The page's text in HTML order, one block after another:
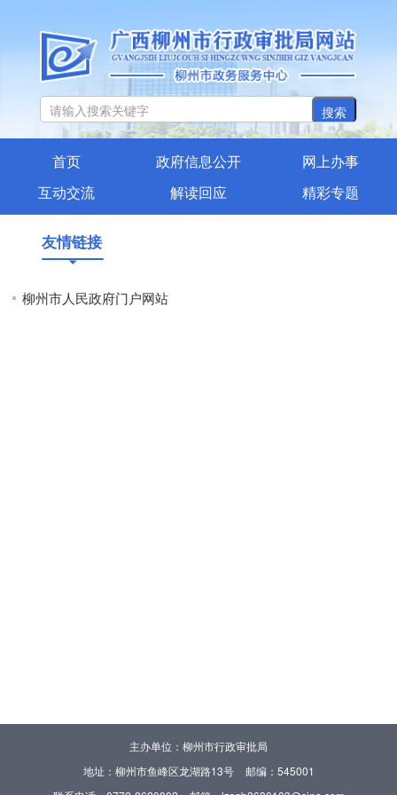
搜索
首页 政府信息公开
网上办事
互动交流
解读回应 精彩专题
友情链接
柳州市人民政府门户网站
主办单位：柳州市行政审批局
地址：柳州市鱼峰区龙湖路13号
邮编：545001